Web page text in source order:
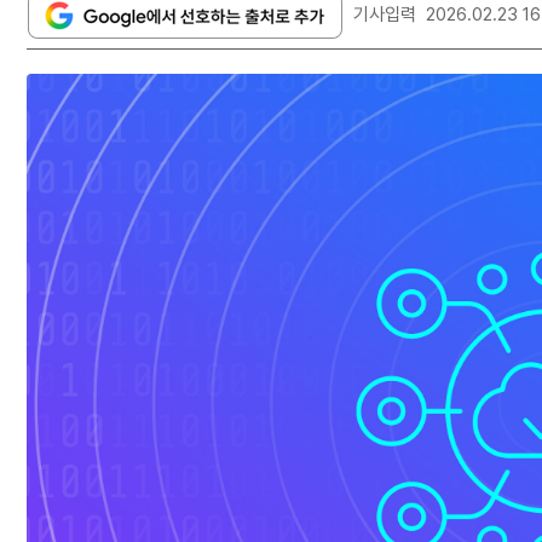
기사입력 2026.02.23